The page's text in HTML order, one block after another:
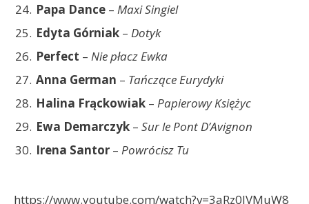
Papa Dance – Maxi Singiel
Edyta Górniak – Dotyk
Perfect – Nie płacz Ewka
Anna German – Tańczące Eurydyki
Halina Frąckowiak – Papierowy Księżyc
Ewa Demarczyk – Sur le Pont D’Avignon
Irena Santor – Powrócisz Tu
https://www.youtube.com/watch?v=3aRz0IVMuW8